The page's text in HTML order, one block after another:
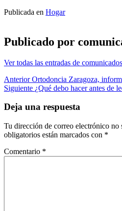
Publicada en Hogar
Publicado por
Ver todas las entradas de comunicados
Navegación
de
entradas
Anterior Ortodoncia Zaragoza,
Siguiente ¿Qué debo hacer antes de
Deja una respuesta
Tu dirección de correo electrónico no
obligatorios están marcados con *
Comentario *